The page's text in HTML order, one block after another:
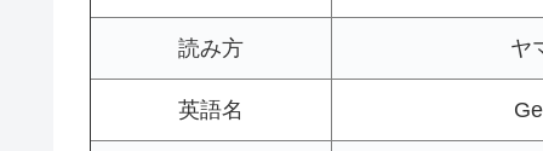
読み方 ヤ
英語名